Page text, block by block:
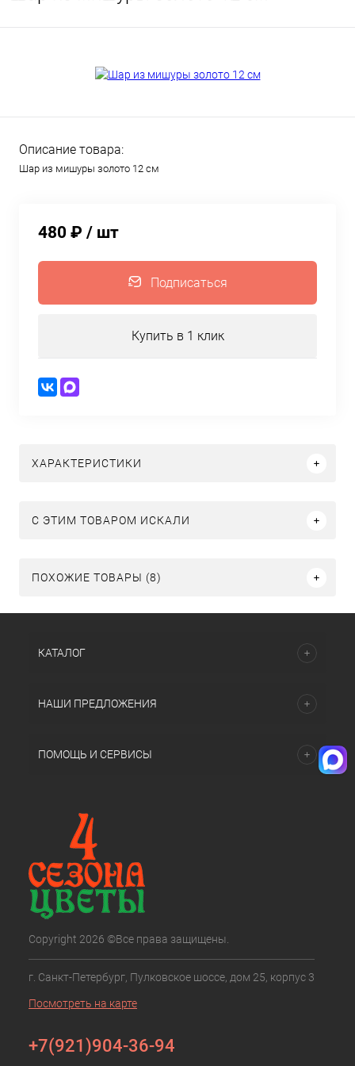
Описание товара:
Шар из мишуры золото 12 см
480 ₽ / шт
Подписаться
Купить в 1 клик
ХАРАКТЕРИСТИКИ
C ЭТИМ ТОВАРОМ ИСКАЛИ
ПОХОЖИЕ ТОВАРЫ (8)
КАТАЛОГ
НАШИ ПРЕДЛОЖЕНИЯ
ПОМОЩЬ И СЕРВИСЫ
Copyright 2026 ©Все права защищены.
г. Санкт-Петербург, Пулковское шоссе, дом 25, корпус 3
Посмотреть на карте
+7(921)904-36-94